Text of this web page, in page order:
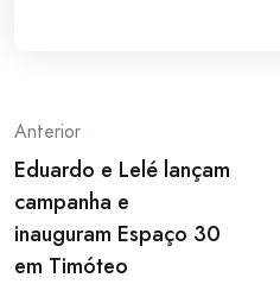
Post
navigation
Anterior
Eduardo e Lelé lançam
campanha e
inauguram Espaço 30
em Timóteo